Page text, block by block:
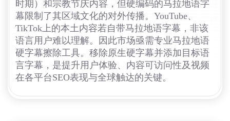
时期）和宗教节庆内容，但硬编码的马拉地语字
幕限制了其区域文化的对外传播。YouTube、
TikTok上的本土内容若自带马拉地语字幕，非该
语言用户难以理解。因此市场亟需专业马拉地语
硬字幕擦除工具。移除原生硬字幕并添加目标语
言字幕，是提升用户体验、内容可访问性及视频
在各平台SEO表现与全球触达的关键。